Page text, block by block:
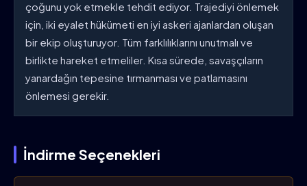
çoğunu yok etmekle tehdit ediyor. Trajediyi önlemek
için, iki eyalet hükümeti en iyi askeri ajanlardan oluşan
bir ekip oluşturuyor. Tüm farklılıklarını unutmalı ve
birlikte hareket etmeliler. Kısa sürede, savaşçıların
yanardağın tepesine tırmanması ve patlamasını
önlemesi gerekir.
İndirme Seçenekleri